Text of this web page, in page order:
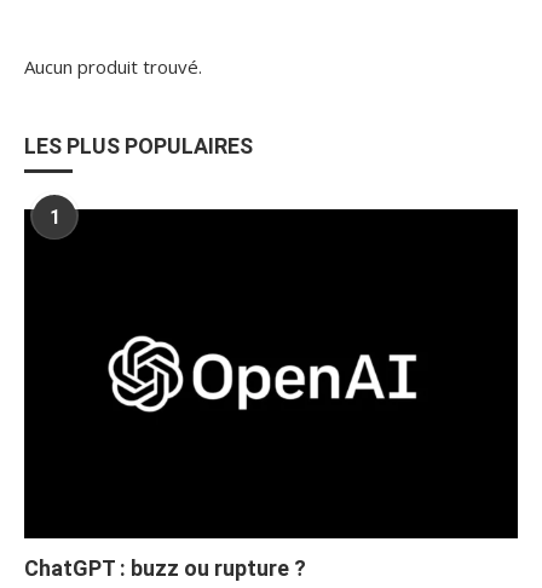
Aucun produit trouvé.
LES PLUS POPULAIRES
1
ChatGPT : buzz ou rupture ?